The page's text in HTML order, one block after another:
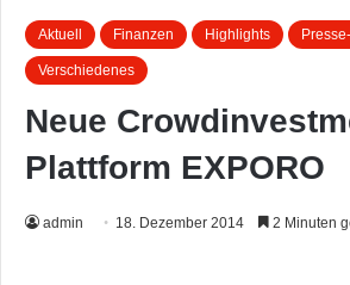
Aktuell Finanzen Highlights
Verschiedenes
Neue
Plattform EXPORO
admin 18. Dezember 2014 2 Minuten